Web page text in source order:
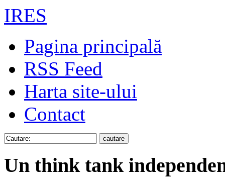
IRES
Pagina principală
RSS Feed
Harta site-ului
Contact
Un think tank